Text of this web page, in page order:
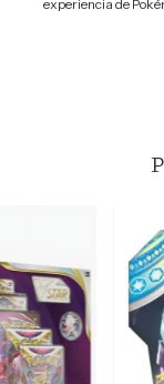
experiencia de